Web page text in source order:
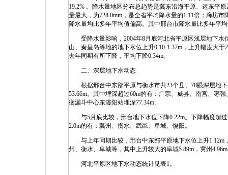
19.2% 。降水量地区分布总趋势是冀东沿海平原、运东平
量最大，为728.0mm，是全省平均降水量的1.11倍；廊坊
降水量均比多年平均值偏高。其中邢台市降水量比多年平
受降水量影响，2004年8月底河北省平原区浅层地下水
山、秦皇岛等地的地下水位上升0.10-1.37m，上升幅度大
去年同期有所下降，平均下降0.34m。
二、深层地下水动态
根据邢台中东部平原与衡水市共23个县、78眼深层地下
53.66m。其中埋深超过60m的有：广宗、威县、南宫、枣
衡漏斗中心东滏阳站埋深77.34m。
与5月底比较，邢台地下水位下降0.22m。下降幅度超过
2.0m的有：冀州、衡水、武邑、阜城、饶阳。
与上年同期比较，邢台中东部平原地下水位上升1.12m
州、衡水、阜城等，其中上升较大的阜城5.89m，冀州
河北平原区地下水动态统计见表1。